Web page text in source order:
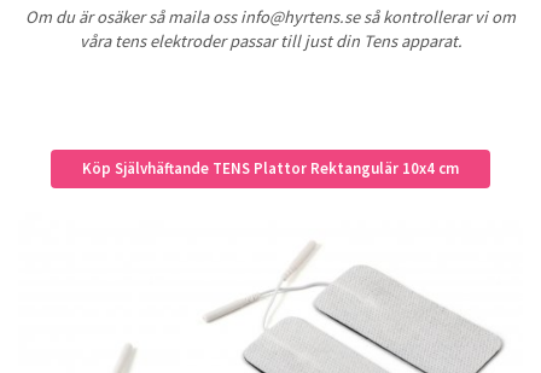
Om du är osäker så maila oss info@hyrtens.se så kontrollerar vi om
våra tens elektroder passar till just din Tens apparat.
Köp Självhäftande TENS Plattor Rektangulär 10x4 cm